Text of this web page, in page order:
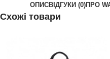
ОПИСВІДГУКИ (0)ПРО
Схожі товари